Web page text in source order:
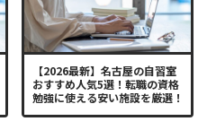
【2026最新】名古屋の自習室
おすすめ人気5選！転職の資格
勉強に使える安い施設を厳選！